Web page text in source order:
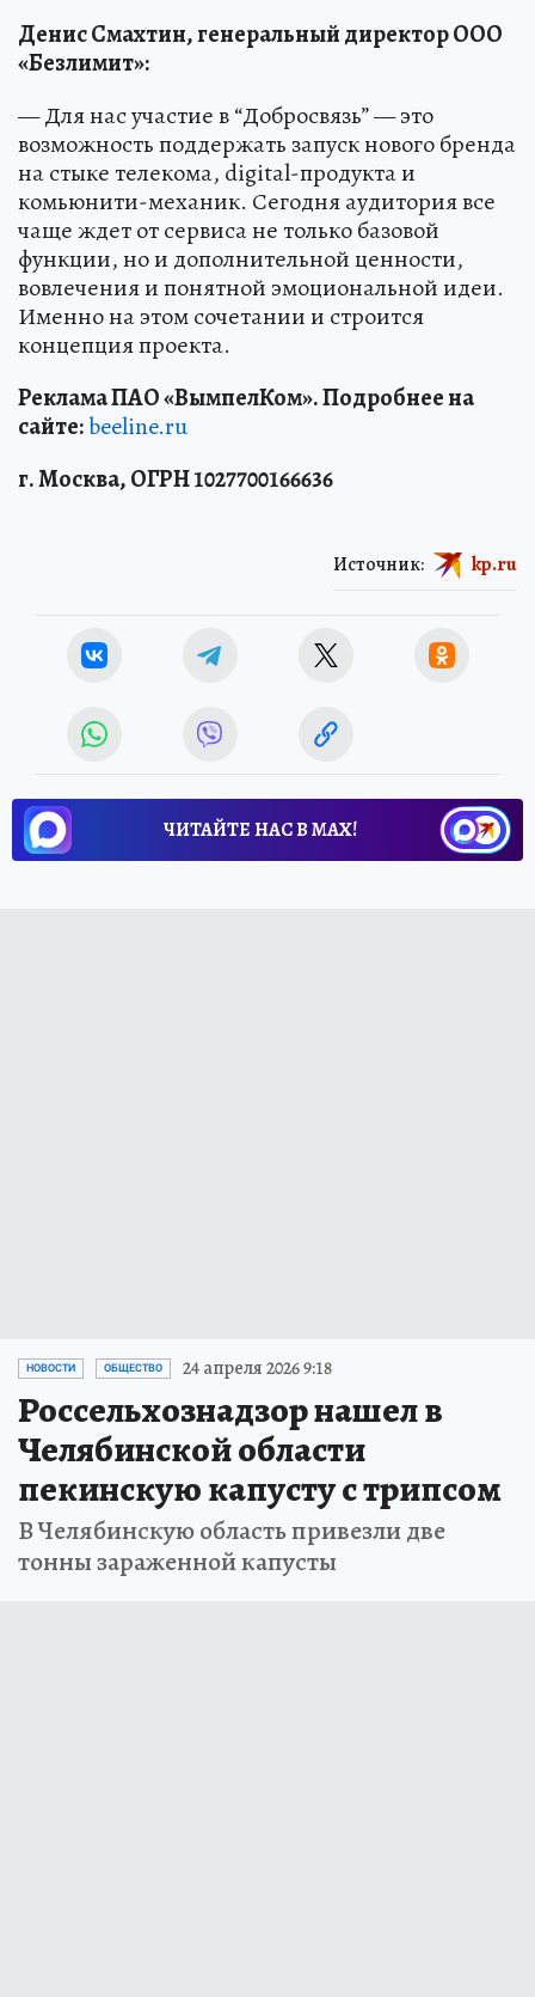
Денис Смахтин, генеральный директор ООО
«Безлимит»:
— Для нас участие в “Добросвязь” — это
возможность поддержать запуск нового бренда
на стыке телекома, digital-продукта и
комьюнити-механик. Сегодня аудитория все
чаще ждет от сервиса не только базовой
функции, но и дополнительной ценности,
вовлечения и понятной эмоциональной идеи.
Именно на этом сочетании и строится
концепция проекта.
Реклама ПАО «ВымпелКом». Подробнее на
сайте:beeline.ru
г. Москва, ОГРН 1027700166636
Источник: kp.ru
ЧИТАЙТЕ НАС В МАХ!
НОВОСТИ ОБЩЕСТВО 24 апреля 2026 9:18
Россельхознадзор нашел в
Челябинской области
пекинскую капусту с трипсом
В Челябинскую область привезли две
тонны зараженной капусты